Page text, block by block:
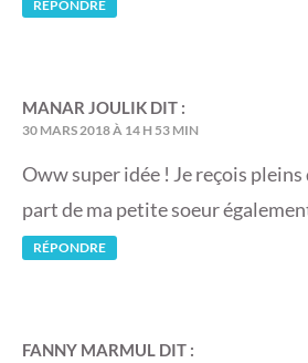
RÉPONDRE
MANAR JOULIK DIT :
30 MARS 2018 À 14 H 53 MIN
Oww super idée ! Je reçois pleins
part de ma petite soeur
RÉPONDRE
FANNY MARMUL DIT :